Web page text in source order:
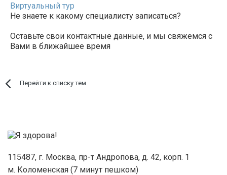
Виртуальный тур
Не знаете к какому специалисту записаться?
Оставьте свои контактные данные, и мы свяжемся с
Вами в ближайшее время
Перейти к списку тем
115487, г. Москва, пр-т Андропова, д. 42, корп. 1
м. Коломенская (7 минут пешком)